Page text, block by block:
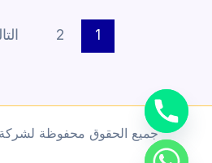
1
2
جميع الحقوق محفوظة لشركة